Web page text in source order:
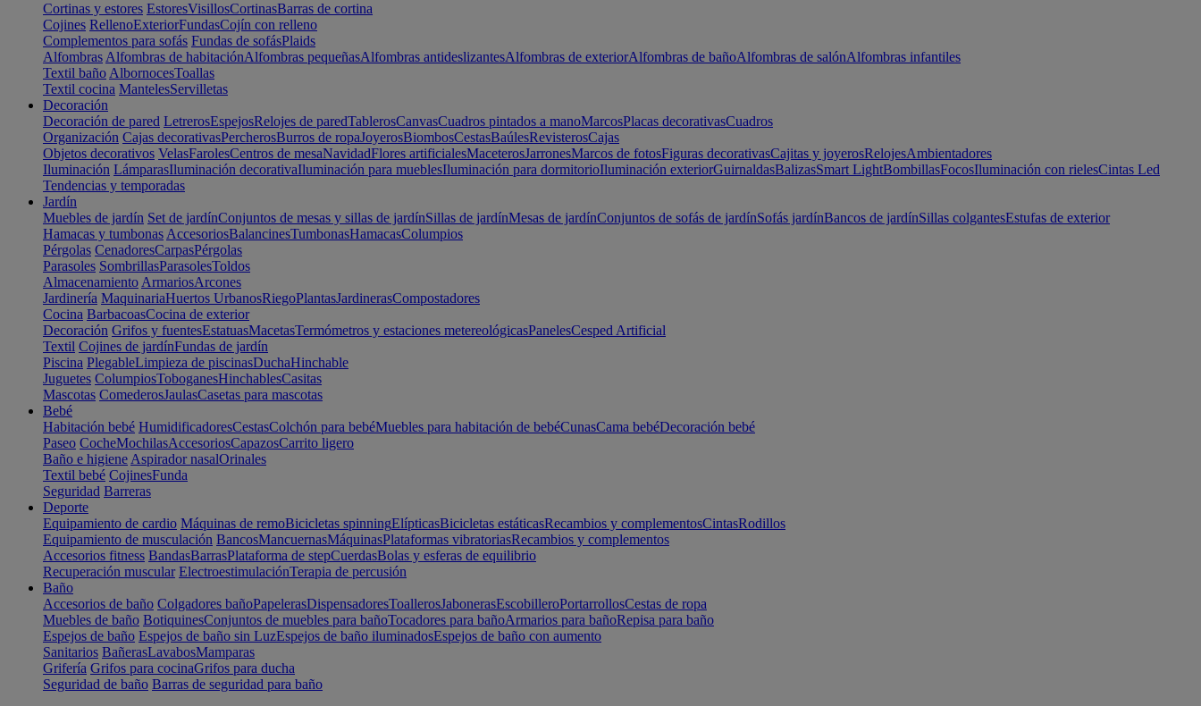
Cortinas y estores EstoresVisillosCortinasBarras de cortina
Cojines RellenoExteriorFundasCojín con relleno
Complementos para sofás Fundas de sofásPlaids
Alfombras Alfombras de habitaciónAlfombras pequeñasAlfombras antideslizantesAlfombras de exteriorAlfombras de bañoAlfombras de salónAlfombras infantiles
Textil baño AlbornocesToallas
Textil cocina MantelesServilletas
Decoración
Decoración de pared LetrerosEspejosRelojes de paredTablerosCanvasCuadros pintados a manoMarcosPlacas decorativasCuadros
Organización Cajas decorativasPercherosBurros de ropaJoyerosBiombosCestasBaúlesRevisterosCajas
Objetos decorativos VelasFarolesCentros de mesaNavidadFlores artificialesMaceterosJarronesMarcos de fotosFiguras decorativasCajitas y joyerosRelojesAmbientadores
Iluminación LámparasIluminación decorativaIluminación para mueblesIluminación para dormitorioIluminación exteriorGuirnaldasBalizasSmart LightBombillasFocosIluminación con rielesCintas Led
Tendencias y temporadas
Jardín
Muebles de jardín Set de jardínConjuntos de mesas y sillas de jardínSillas de jardínMesas de jardínConjuntos de sofás de jardínSofás jardínBancos de jardínSillas colgantesEstufas de exterior
Hamacas y tumbonas AccesoriosBalancinesTumbonasHamacasColumpios
Pérgolas CenadoresCarpasPérgolas
Parasoles SombrillasParasolesToldos
Almacenamiento ArmariosArcones
Jardinería MaquinariaHuertos UrbanosRiegoPlantasJardinerasCompostadores
Cocina BarbacoasCocina de exterior
Decoración Grifos y fuentesEstatuasMacetasTermómetros y estaciones metereológicasPanelesCesped Artificial
Textil Cojines de jardínFundas de jardín
Piscina PlegableLimpieza de piscinasDuchaHinchable
Juguetes ColumpiosToboganesHinchablesCasitas
Mascotas ComederosJaulasCasetas para mascotas
Bebé
Habitación bebé HumidificadoresCestasColchón para bebéMuebles para habitación de bebéCunasCama bebéDecoración bebé
Paseo CocheMochilasAccesoriosCapazosCarrito ligero
Baño e higiene Aspirador nasalOrinales
Textil bebé CojinesFunda
Seguridad Barreras
Deporte
Equipamiento de cardio Máquinas de remoBicicletas spinningElípticasBicicletas estáticasRecambios y complementosCintasRodillos
Equipamiento de musculación BancosMancuernasMáquinasPlataformas vibratoriasRecambios y complementos
Accesorios fitness BandasBarrasPlataforma de stepCuerdasBolas y esferas de equilibrio
Recuperación muscular ElectroestimulaciónTerapia de percusión
Baño
Accesorios de baño Colgadores bañoPapelerasDispensadoresToallerosJabonerasEscobilleroPortarrollosCestas de ropa
Muebles de baño BotiquinesConjuntos de muebles para bañoTocadores para bañoArmarios para bañoRepisa para baño
Espejos de baño Espejos de baño sin LuzEspejos de baño iluminadosEspejos de baño con aumento
Sanitarios BañerasLavabosMamparas
Grifería Grifos para cocinaGrifos para ducha
Seguridad de baño Barras de seguridad para baño